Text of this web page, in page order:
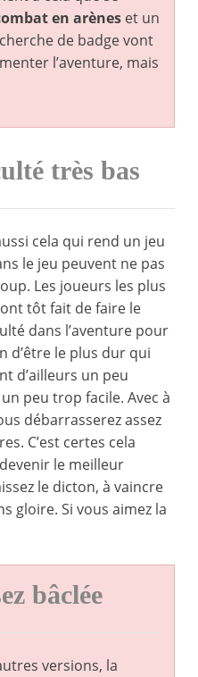
en arènes et un
de badge vont
l’aventure, mais
très bas
cela qui rend un jeu
le jeu peuvent ne pas
Les joueurs les plus
tôt fait de faire le
dans l’aventure pour
d’être le plus dur qui
d’ailleurs un peu
peu trop facile. Avec à
débarrasserez assez
C’est certes cela
le meilleur
le dicton, à vaincre
gloire. Si vous aimez la
bâclée
versions, la